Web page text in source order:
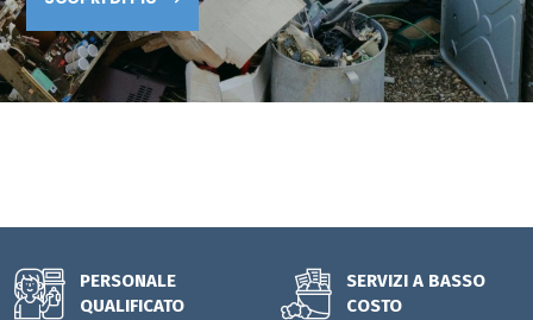
QUALSIASI STATO INIZIALE, SIA PER RIFIUTI SOLIDI CHE
LIQUIDI.
PERSONALE
QUALIFICATO
SERVIZI A BASSO
COSTO